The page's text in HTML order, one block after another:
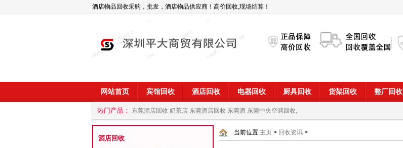
酒店物品回收采购，批发，酒店物品供应商！高价回收,现场结算！
网站首页 宾馆回收 酒店回收 电器回收 厨具回收 货架回收 整厂回收
热门产品： 东莞酒店回收 奶茶店 东莞酒店回收 东莞酒 东莞中央空调回收,
商 深圳酒店用品回收公司
酒店回收
当前位置:主页 > 回收资讯 >